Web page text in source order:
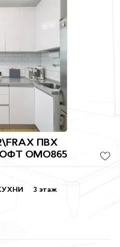
ПВХ
ОМО865
3 этаж